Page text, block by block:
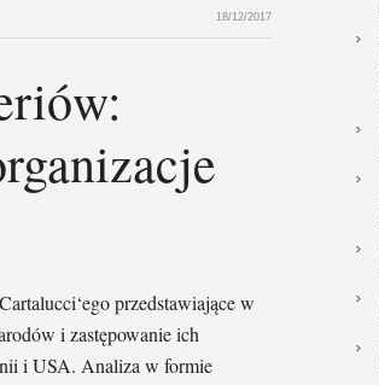
18/12/2017
przedstawiające w
i zastępowanie ich
i USA. Analiza w formie